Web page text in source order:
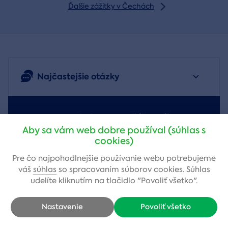
Ďalšie zážitky v Čechách
Najčastejšie otázky
Potrebujete poradiť ihneď?
Lenka Sobková Rejdovianová,zákaznícky servis
+421 222 205 419
Aby sa vám web dobre používal (súhlas s
cookies)
Pre čo najpohodlnejšie používanie webu potrebujeme
váš súhlas so spracovaním súborov cookies. Súhlas
udelíte kliknutím na tlačidlo "Povoliť všetko".
Povoliť všetko
Nastavenie